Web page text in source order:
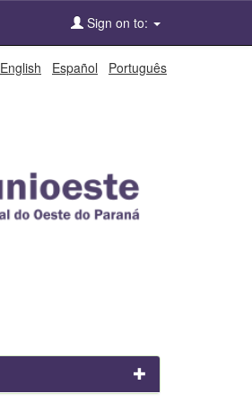
Sign on to:
English Español Português